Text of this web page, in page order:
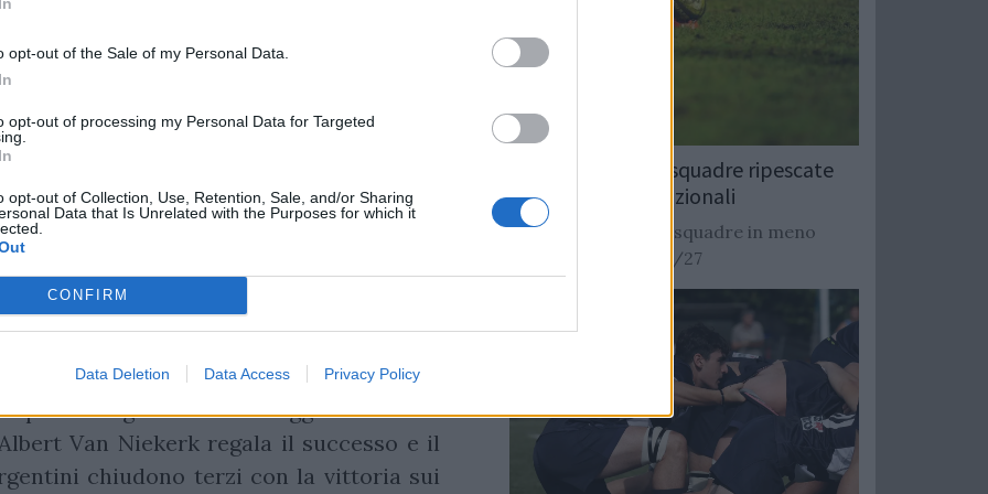
opt-out of the Sale of my Personal Data.
opt-out of processing my Personal Data for Targeted
opt-out of Collection, Use, Retention, Sale, and/or Sharing
Data that Is Unrelated with the Purposes for which it
CONFIRM
Data Deletion Data Access Privacy Policy
Boks secondi, poker
posto impressiona per la capacità di
vittoria 24-19 sul Sudafrica, favorita
Maqubela per un pulizia illegale in ruck.
posto grazie alla vittoria di misura
Una vittoria di carattere, venuta
7-21, risultato con il quale si è concluso
dell'ala sinistra argentina
come metà squadra, autore di tutte e
porta l'Argentina in vantaggio 28-27 fino
Van Niekerk regala il successo e il
chiudono terzi con la vittoria sui
Rugby: Record di squadre ripescate
nei campionati nazionali
Si stimano oltre 20 squadre in meno
dalla stagione 2026/27